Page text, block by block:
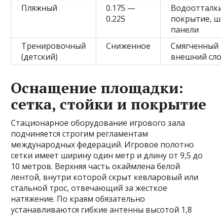
Пляжный
0.175 —
0.225
покрытие,
панели
Тренировочный
(детский)
Сниженное
Смягченный
внешний
Оснащение площадки:
сетка, стойки и покрытие
Стационарное оборудование игрового зала
подчиняется строгим регламентам
международных федераций. Игровое полотно
сетки имеет ширину один метр и длину от 9,5 до
10 метров. Верхняя часть окаймлена белой
лентой, внутри которой скрыт кевларовый или
стальной трос, отвечающий за жесткое
натяжение. По краям обязательно
устанавливаются гибкие антенны высотой 1,8